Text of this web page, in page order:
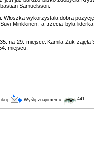
Samuelsson.
Włoszka wykorzystała dobrą
Minkkinen, a trzecia była
na 29. miejsce. Kamila Żuk zajęła
miejscu.
Wyślij znajomemu 441